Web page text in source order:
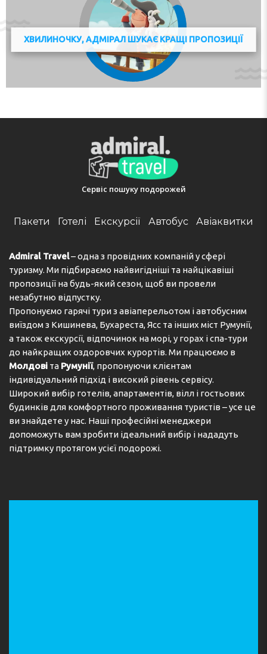
ХВИЛИНОЧКУ, АДМІРАЛ ШУКАЄ КРАЩІ ПРОПОЗИЦІЇ
Сервіс пошуку подорожей
Пакети Готелі Екскурсії Автобус Авіаквитки
Admiral Travel– одна з провідних компаній у сфері
туризму. Ми підбираємо найвигідніші та найцікавіші
пропозиції на будь-який сезон, щоб ви провели
незабутню відпустку.
Пропонуємо гарячі тури з авіаперельотом і автобусним
виїздом з Кишинева, Бухареста, Ясс та інших міст Румунії,
а також екскурсії, відпочинок на морі, у горах і спа-тури
до найкращих оздоровчих курортів. Ми працюємо в
Молдові та Румунії, пропонуючи клієнтам
індивідуальний підхід і високий рівень сервісу.
Широкий вибір готелів, апартаментів, вілл і гостьових
будинків для комфортного проживання туристів – усе це
ви знайдете у нас. Наші професійні менеджери
допоможуть вам зробити ідеальний вибір і нададуть
підтримку протягом усієї подорожі.